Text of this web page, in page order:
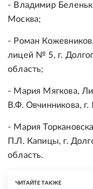
- Владимир
Москва;
- Роман
лицей № 5, г.
область;
- Мария Мягкова,
В.Ф. Овчинникова, г.
- Мария
П.Л. Капицы, г.
область.
ЧИТАЙТЕ ТАКЖЕ